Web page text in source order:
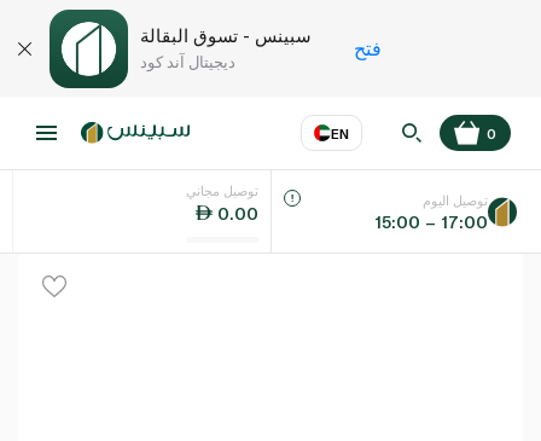
سبينس - تسوق البقالة
ديجيتال آند كود
فتح
EN
اللغة عر
0
توصيل مجاني
0.00
توصيل اليوم
15:00 – 17:00